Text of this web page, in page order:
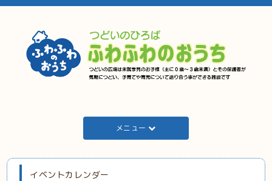
メニュー
イベントカレンダー